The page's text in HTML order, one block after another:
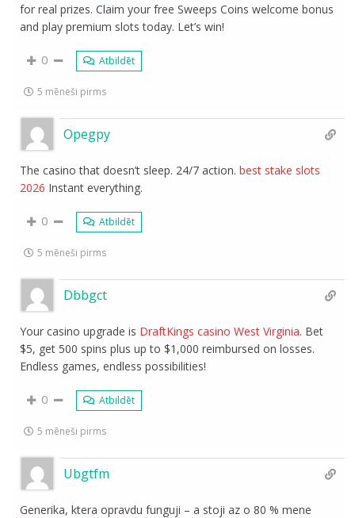
for real prizes. Claim your free Sweeps Coins welcome bonus
and play premium slots today. Let’s win!
0 Atbildēt
5 mēneši pirms
Opegpy
The casino that doesn’t sleep. 24/7 action.best stake slots
2026 Instant everything.
0 Atbildēt
5 mēneši pirms
Dbbgct
Your casino upgrade is DraftKings casino West Virginia. Bet
$5, get 500 spins plus up to $1,000 reimbursed on losses.
Endless games, endless possibilities!
0 Atbildēt
5 mēneši pirms
Ubgtfm
Generika, ktera opravdu funguji – a stoji az o 80 % mene